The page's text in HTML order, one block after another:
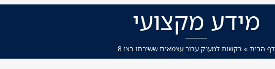
מידע מקצועי
דף הבית » בקשות למענק עבור עצמאים ששירתו בצו 8